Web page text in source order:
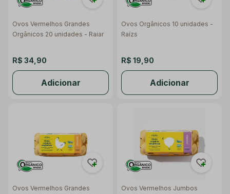
Ovos Vermelhos Grandes
Orgânicos 20 unidades - Raiar
R$ 34,90
Adicionar
Ovos Orgânicos 10 unidades -
Raízs
R$ 19,90
Adicionar
Ovos Vermelhos Grandes
Ovos Vermelhos Jumbos